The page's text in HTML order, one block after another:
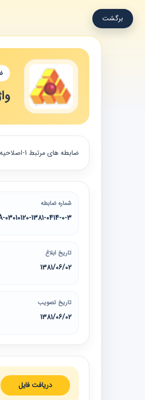
برگشت
ضابطه های مرتبط 1-اصلاحيه استفاده از ميلگردهاي با مقاومت بالا 2-دستورالعمل كنترل كيفي بتن حاوي الياف پلي‌اولفين 3-آيين‌نامه بتن ايران (آبا)- تجديد نظر دوم
شماره ضابطه
03010120-1381-0414-0-3-FA
تاریخ ابلاغ
1381/06/02
تاریخ تصویب
1381/06/02
دریافت فایل